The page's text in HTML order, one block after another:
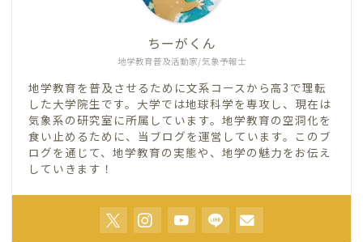
地学教育普及活動家/気象予報士
ちーがくん
地学教育を普及させるために文系コースから高3で理転
した大学院生です。大学では地球科学を専攻し、現在は
気象系の研究室に所属しています。地学教育の空洞化を
食い止めるために、当ブログを運営しています。このブ
ログを通じて、地学教育の実態や、地学の魅力をお伝え
していきます！